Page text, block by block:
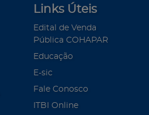
Links Úteis
Edital de Venda
Pública COHAPAR
Educação
E-sic
Fale Conosco
ITBI Online